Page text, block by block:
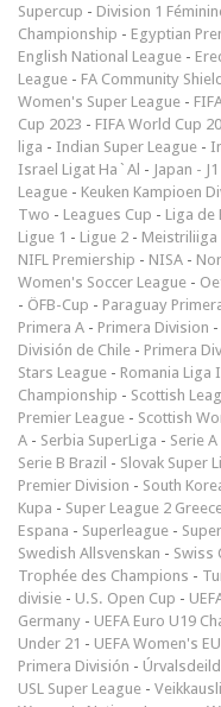
Supercup - Division 1
Championship - Egyptian
English National League -
League - FA Community
Women's Super League -
Cup 2023 - FIFA World Cup
liga - Indian Super League -
Israel Ligat Ha`Al - Japan -
League - Keuken Kampioen
Two - Leagues Cup - Liga de
Ligue 1 - Ligue 2 - Meistriliiga
NIFL Premiership - NISA -
Women's Soccer League -
- ÖFB-Cup - Paraguay
Primera A - Primera Division -
División de Chile - Primera
Stars League - Romania Liga I
Championship - Scottish
Premier League - Scottish
A - Serbia SuperLiga - Serie A
Serie B Brazil - Slovak Super
Premier Division - South
Kupa - Super League 2
Espana - Superleague -
Swedish Allsvenskan - Swiss
Trophée des Champions -
divisie - U.S. Open Cup -
Germany - UEFA Euro U19
Under 21 - UEFA Women's
Primera División - Úrvalsdeild
USL Super League -